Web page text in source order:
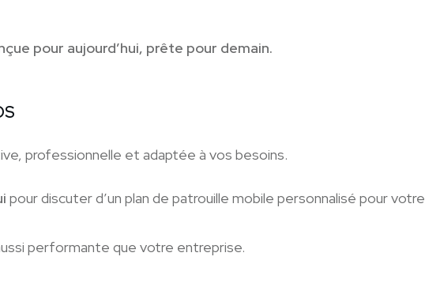
pour aujourd’hui, prête pour demain.
professionnelle et adaptée à vos besoins.
pour discuter d’un plan de patrouille mobile personnalisé pour votre
performante que votre entreprise.